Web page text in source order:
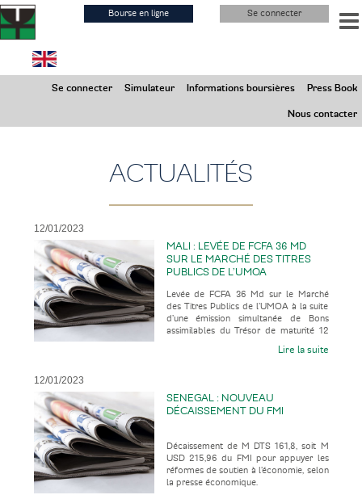
Aller
au
contenu
principal
Bourse en ligne Se connecter
Se connecter Simulateur Informations boursières Press Book
Nous contacter
Dimanche 9 Août 2026
ACTUALITÉS
12/01/2023
MALI : LEVÉE DE FCFA 36 MD
SUR LE MARCHÉ DES TITRES
PUBLICS DE L’UMOA
Levée de FCFA 36 Md sur le Marché
des Titres Publics de l’UMOA à la suite
d’une émission simultanée de Bons
assimilables du Trésor de maturité 12
Lire la suite
12/01/2023
SENEGAL : NOUVEAU
DÉCAISSEMENT DU FMI
Décaissement de M DTS 161,8, soit M
USD 215,96 du FMI pour appuyer les
réformes de soutien à l’économie, selon
la presse économique.